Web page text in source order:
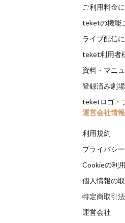
ご利用料金
teketの機能
ライブ配信
teket利用者
資料・マニ
登録済み劇
teketロゴ・
運営会社情報
利用規約
プライバシ
Cookieの利
個人情報の
特定商取引
運営会社